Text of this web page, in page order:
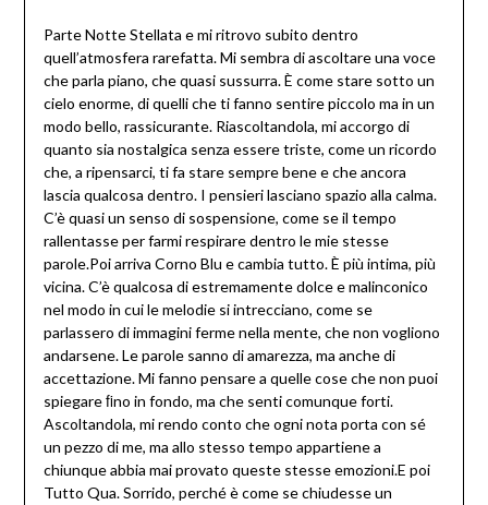
Parte Notte Stellata e mi ritrovo subito dentro
quell’atmosfera rarefatta. Mi sembra di ascoltare una voce
che parla piano, che quasi sussurra. È come stare sotto un
cielo enorme, di quelli che ti fanno sentire piccolo ma in un
modo bello, rassicurante. Riascoltandola, mi accorgo di
quanto sia nostalgica senza essere triste, come un ricordo
che, a ripensarci, ti fa stare sempre bene e che ancora
lascia qualcosa dentro. I pensieri lasciano spazio alla calma.
C’è quasi un senso di sospensione, come se il tempo
rallentasse per farmi respirare dentro le mie stesse
parole.Poi arriva Corno Blu e cambia tutto. È più intima, più
vicina. C’è qualcosa di estremamente dolce e malinconico
nel modo in cui le melodie si intrecciano, come se
parlassero di immagini ferme nella mente, che non vogliono
andarsene. Le parole sanno di amarezza, ma anche di
accettazione. Mi fanno pensare a quelle cose che non puoi
spiegare ﬁno in fondo, ma che senti comunque forti.
Ascoltandola, mi rendo conto che ogni nota porta con sé
un pezzo di me, ma allo stesso tempo appartiene a
chiunque abbia mai provato queste stesse emozioni.E poi
Tutto Qua. Sorrido, perché è come se chiudesse un